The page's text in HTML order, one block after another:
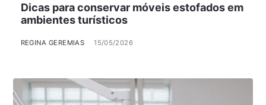
Dicas para conservar móveis estofados em
ambientes turísticos
REGINA GEREMIAS 15/05/2026